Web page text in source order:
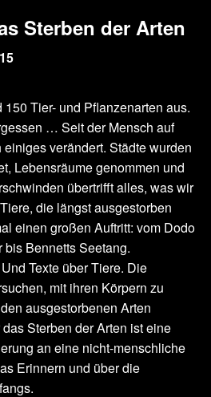
Sterben der Arten
Tier- und Pflanzenarten aus.
… Seit der Mensch auf
verändert. Städte wurden
Lebensräume genommen und
übertrifft alles, was wir
die längst ausgestorben
einen großen Auftritt: vom Dodo
Bennetts Seetang.
Texte über Tiere. Die
mit ihren Körpern zu
ausgestorbenen Arten
Sterben der Arten ist eine
an eine nicht-menschliche
Erinnern und über die